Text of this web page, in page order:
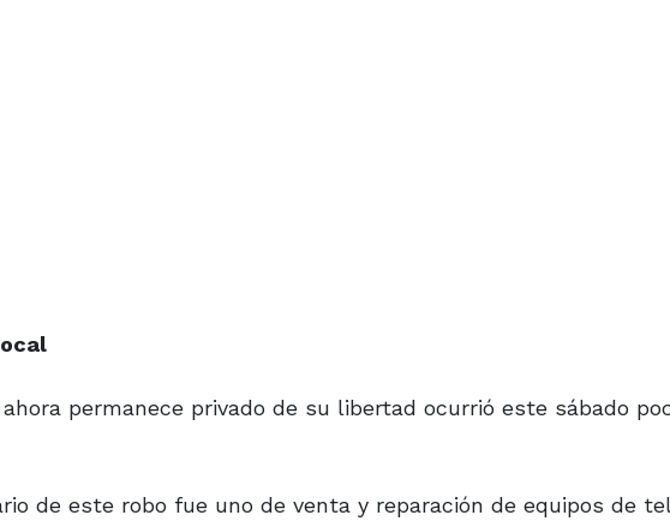
permanece privado de su libertad ocurrió este sábado
de este robo fue uno de venta y reparación de equipos de